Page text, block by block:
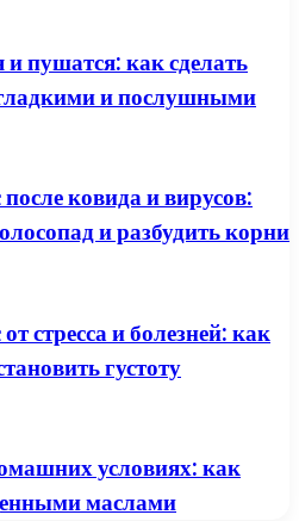
пушатся: как сделать
и послушными
ковида и вирусов:
и разбудить корни
стресса и болезней: как
густоту
условиях: как
маслами